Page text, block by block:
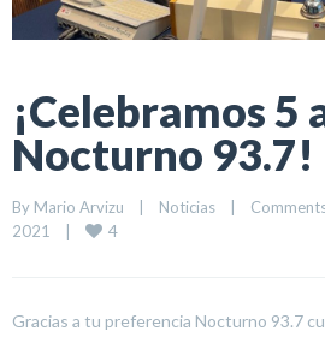
¡Celebramos 5
Nocturno 93.7!
By Mario Arvizu | Noticias |
2021
| 4
Gracias a tu preferencia Nocturno 93.7